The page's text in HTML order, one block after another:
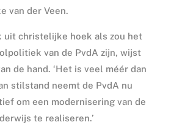
van der Veen.
uit christelijke hoek als zou het
van de PvdA zijn, wijst
de hand. ‘Het is veel méér dan
stilstand neemt de PvdA nu
om een modernisering van de
te realiseren.’